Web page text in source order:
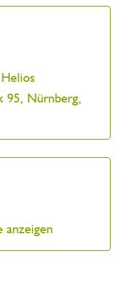
95, Nürnberg,
anzeigen